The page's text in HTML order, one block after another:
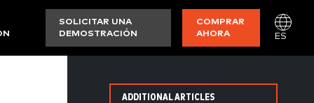
SOLICITAR UNA
DEMOSTRACIÓN
COMPRAR
AHORA
ES
ADDITIONAL ARTICLES